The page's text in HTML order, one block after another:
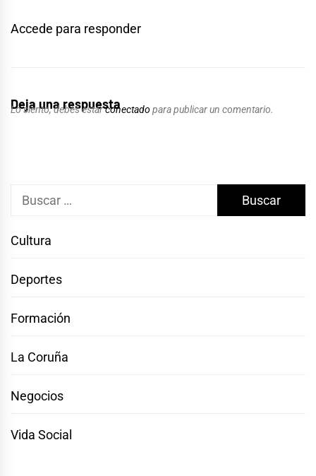
Accede para responder
Deja una respuesta
Lo siento, debes estarconectado para publicar un comentario.
Buscar:
Cultura
Deportes
Formación
La Coruña
Negocios
Vida Social